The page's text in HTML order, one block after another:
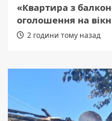
«Квартира з
оголошення на
2 години тому назад